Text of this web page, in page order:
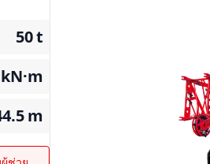
50t
kN·m
m